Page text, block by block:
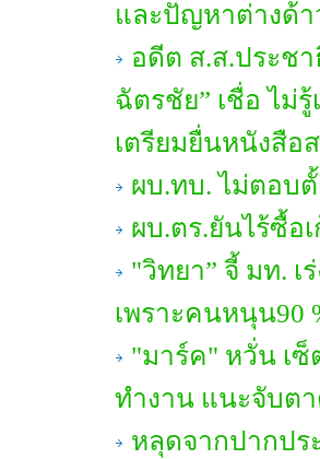
และปัญหาต่างด้า
อดีต ส.ส.ประช
ฉัตรชัย” เชื่อ ไม่
เตรียมยื่นหนังสือ
ผบ.ทบ. ไม่ตอบ
ผบ.ตร.ยันไร้ซื้อ
"วิทยา” จี้ มท.
เพราะคนหนุน90
"มาร์ค" หวั่น เ
ทำงาน แนะจับต
หลุดจากปากปร